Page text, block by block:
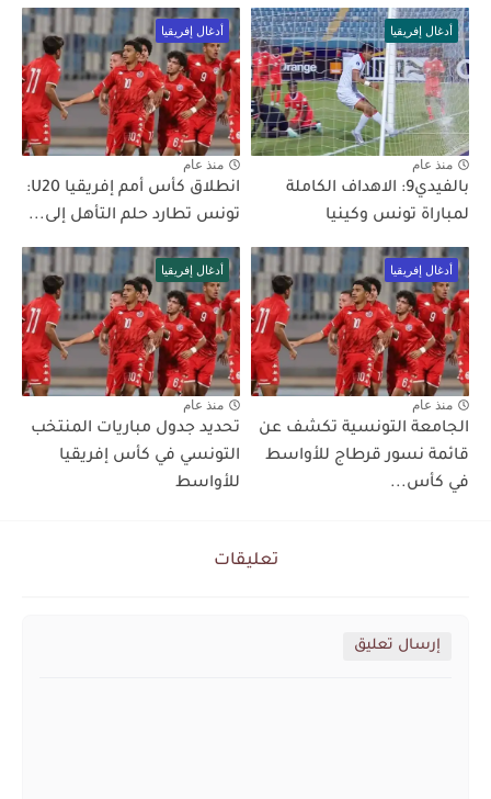
أدغال إفريقيا
منذ عام
بالفيدي9: الاهداف الكاملة
لمباراة تونس وكينيا
أدغال إفريقيا
منذ عام
انطلاق كأس أمم إفريقيا U20:
تونس تطارد حلم التأهل إلى...
أدغال إفريقيا
منذ عام
الجامعة التونسية تكشف عن
قائمة نسور قرطاج للأواسط
في كأس...
أدغال إفريقيا
منذ عام
تحديد جدول مباريات المنتخب
التونسي في كأس إفريقيا
للأواسط
تعليقات
إرسال تعليق